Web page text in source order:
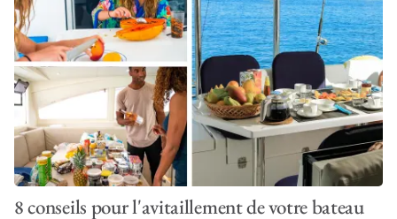
8 conseils pour l'avitaillement de votre bateau